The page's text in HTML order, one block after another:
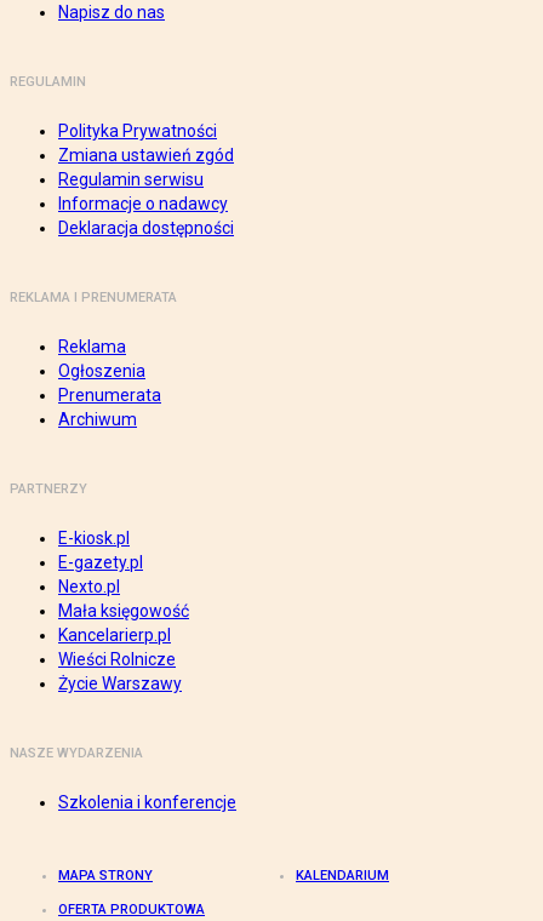
Napisz do nas
REGULAMIN
Polityka Prywatności
Zmiana ustawień zgód
Regulamin serwisu
Informacje o nadawcy
Deklaracja dostępności
REKLAMA I PRENUMERATA
Reklama
Ogłoszenia
Prenumerata
Archiwum
PARTNERZY
E-kiosk.pl
E-gazety.pl
Nexto.pl
Mała księgowość
Kancelarierp.pl
Wieści Rolnicze
Życie Warszawy
NASZE WYDARZENIA
Szkolenia i konferencje
MAPA STRONY KALENDARIUM
OFERTA PRODUKTOWA